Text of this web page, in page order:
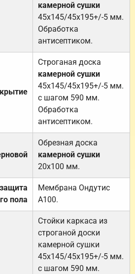
камерной сушки
45х145/45х195+/-5 мм.
Обработка
антисептиком.
Строганая доска
камерной сушки
45х145/45х195+/-5 мм.
с шагом 590 мм.
Обработка
антисептиком.
Обрезная доска
камерной сушки
20х100 мм.
пола
Мембрана Ондутис
А100.
Стойки каркаса из
строганой доски
камерной сушки
45х145/45х195+/-5 мм.
с шагом 590 мм.